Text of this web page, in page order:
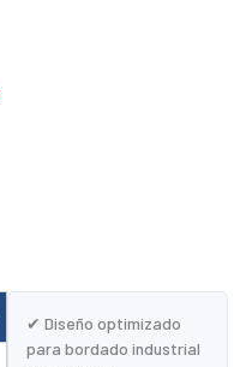
✔ Diseño optimizado
para bordado industrial